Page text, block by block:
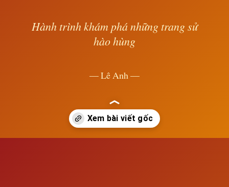
Hành trình khám phá những trang sử
hào hùng
— Lê Anh —